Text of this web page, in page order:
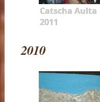
Catscha Aulta
2011
2010